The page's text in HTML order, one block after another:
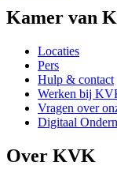
Kamer van
Locaties
Pers
Hulp & contact
Werken bij
Vragen over
Digitaal
Over KVK